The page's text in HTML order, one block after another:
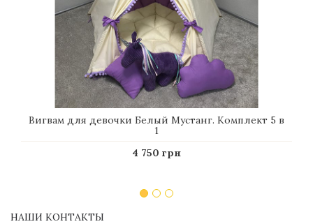
Вигвам для девочки Белый Мустанг. Комплект 5 в
1
4 750 грн
НАШИ КОНТАКТЫ